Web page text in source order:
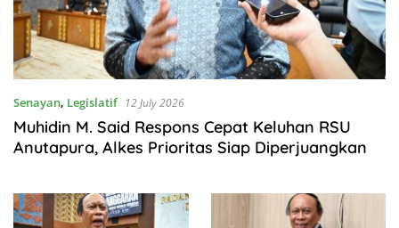
Senayan, Legislatif 12 July 2026
Muhidin M. Said Respons Cepat Keluhan RSU
Anutapura, Alkes Prioritas Siap Diperjuangkan